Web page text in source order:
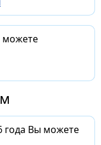
можете
года Вы можете